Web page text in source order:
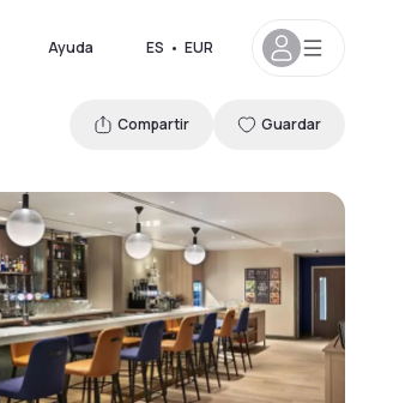
Ayuda ES • EUR
Compartir Guardar